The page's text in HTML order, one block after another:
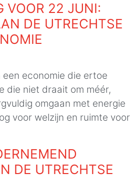
VOOR 22 JUNI:
DE UTRECHTSE
economie die ertoe
die niet draait om méér,
omgaan met energie
voor welzijn en ruimte voor
DE UTRECHTSE